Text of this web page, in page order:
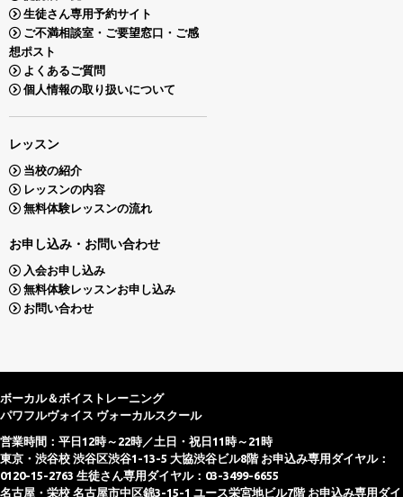
生徒さん専用予約サイト
ご不満相談室・ご要望窓口・ご感
想ポスト
よくあるご質問
個人情報の取り扱いについて
レッスン
当校の紹介
レッスンの内容
無料体験レッスンの流れ
お申し込み・お問い合わせ
入会お申し込み
無料体験レッスンお申し込み
お問い合わせ
ボーカル＆ボイストレーニング
パワフルヴォイス ヴォーカルスクール
営業時間：平日12時～22時／土日・祝日11時～21時
東京・渋谷校 渋谷区渋谷1-13-5 大協渋谷ビル8階 お申込み専用ダイヤル：
0120-15-2763 生徒さん専用ダイヤル：03-3499-6655
名古屋・栄校 名古屋市中区錦3-15-1 ユース栄宮地ビル7階 お申込み専用ダイ